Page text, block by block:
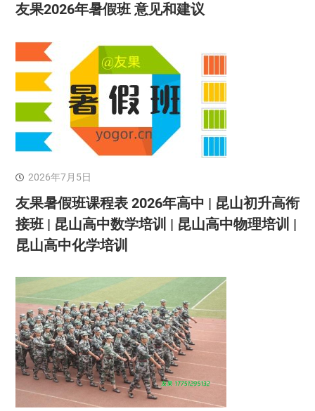
友果2026年暑假班 意见和建议
2026年7月5日
友果暑假班课程表 2026年高中 | 昆山初升高衔
接班 | 昆山高中数学培训 | 昆山高中物理培训 |
昆山高中化学培训